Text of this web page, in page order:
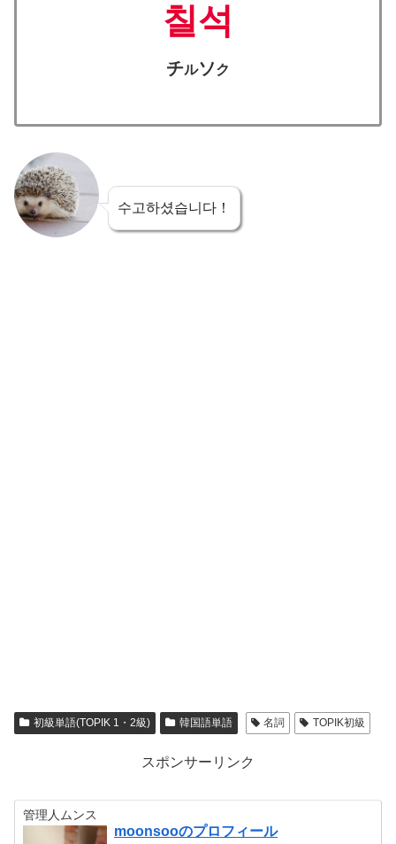
칠석
チルソク
수고하셨습니다！
初級単語(TOPIK 1・2級) 韓国語単語 名詞 TOPIK初級
スポンサーリンク
管理人ムンス
moonsooのプロフィール